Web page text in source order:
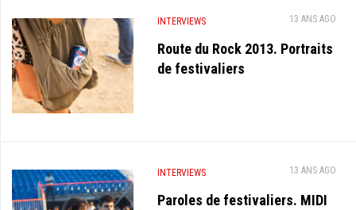
INTERVIEWS 13 ANS AGO
Route du Rock 2013. Portraits
de festivaliers
INTERVIEWS 13 ANS AGO
Paroles de festivaliers. MIDI